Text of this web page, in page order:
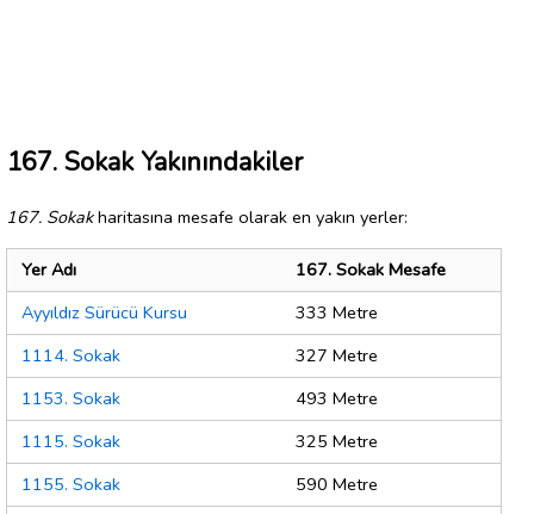
167. Sokak Yakınındakiler
167. Sokakharitasına mesafe olarak en yakın yerler:
Yer Adı
167. Sokak Mesafe
Ayyıldız Sürücü Kursu
333 Metre
1114. Sokak
327 Metre
1153. Sokak
493 Metre
1115. Sokak
325 Metre
1155. Sokak
590 Metre